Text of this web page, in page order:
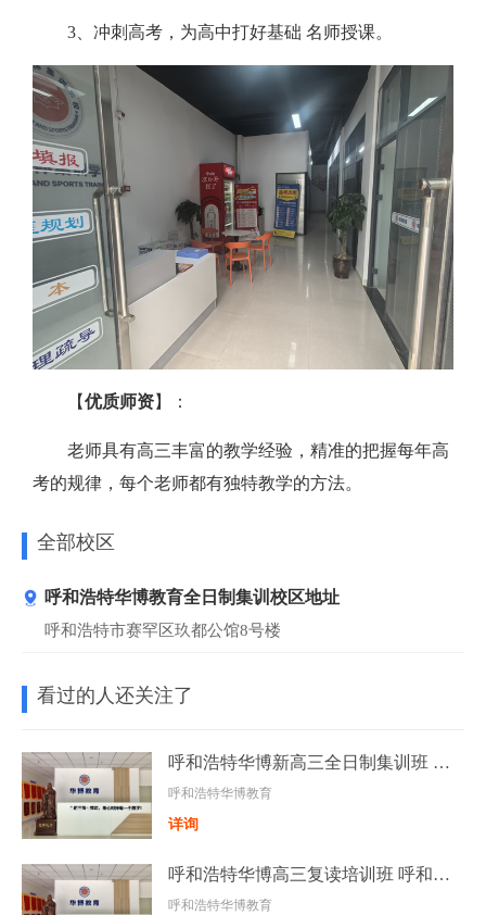
3、冲刺高考，为高中打好基础 名师授课。
【优质师资】：
老师具有高三丰富的教学经验，精准的把握每年高
考的规律，每个老师都有独特教学的方法。
全部校区
呼和浩特华博教育全日制集训校区地址
呼和浩特市赛罕区玖都公馆8号楼
看过的人还关注了
呼和浩特华博新高三全日制集训班 呼和浩特高考全日制培训班
呼和浩特华博教育
详询
呼和浩特华博高三复读培训班 呼和浩特高考复读辅导班
呼和浩特华博教育